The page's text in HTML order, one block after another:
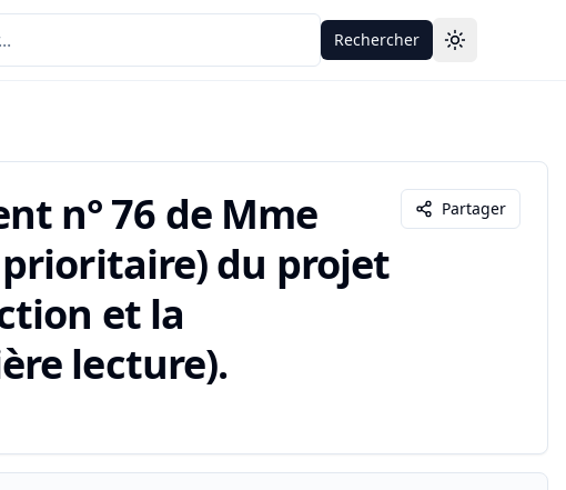
Rechercher Toggle theme
n° 76 de Mme
du projet
et la
lecture).
Partager